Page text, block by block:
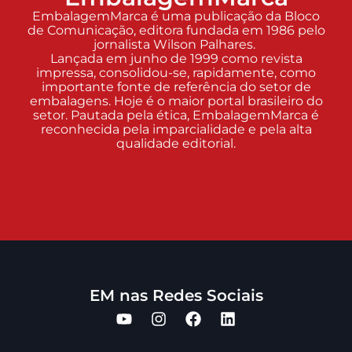
EmbalagemMarca é uma publicação da Bloco
de Comunicação, editora fundada em 1986 pelo
jornalista Wilson Palhares.
Lançada em junho de 1999 como revista
impressa, consolidou-se, rapidamente, como
importante fonte de referência do setor de
embalagens. Hoje é o maior portal brasileiro do
setor. Pautada pela ética, EmbalagemMarca é
reconhecida pela imparcialidade e pela alta
qualidade editorial.
EM nas Redes Sociais